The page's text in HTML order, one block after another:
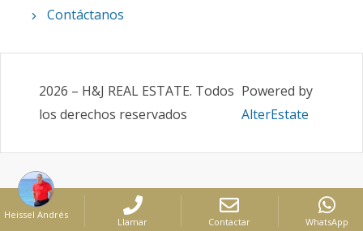
Heissel Andrés
Llamar Contactar WhatsApp
Contáctanos
2026 – H&J REAL ESTATE. Todos
los derechos reservados
Powered by
AlterEstate